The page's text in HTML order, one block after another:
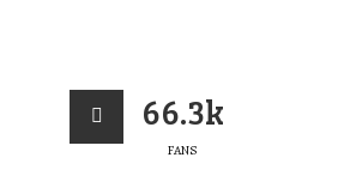
66.3k
FANS